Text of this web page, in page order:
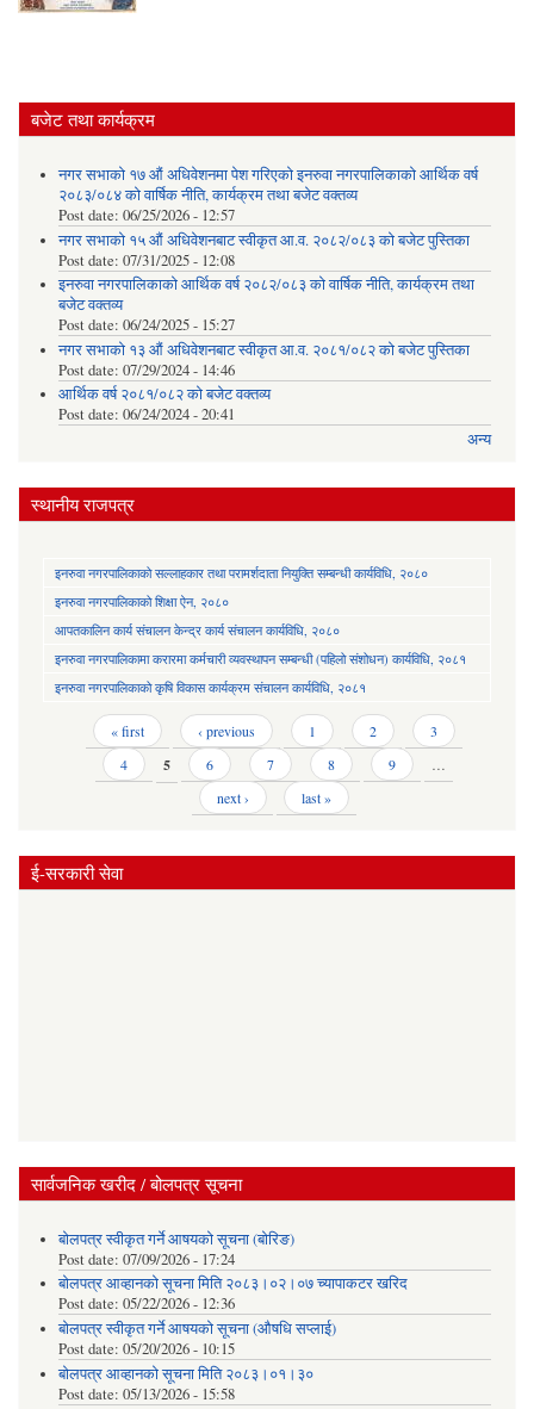
बजेट तथा कार्यक्रम
नगर सभाको १७ औं अधिवेशनमा पेश गरिएको इनरुवा नगरपालिकाको आर्थिक वर्ष
२०८३/०८४ को वार्षिक नीति, कार्यक्रम तथा बजेट वक्तव्य
Post date: 06/25/2026 - 12:57
नगर सभाको १५ औं अधिवेशनबाट स्वीकृत आ.व. २०८२/०८३ को बजेट पुस्तिका
Post date: 07/31/2025 - 12:08
इनरुवा नगरपालिकाको आर्थिक वर्ष २०८२/०८३ को वार्षिक नीति, कार्यक्रम तथा
बजेट वक्तव्य
Post date: 06/24/2025 - 15:27
नगर सभाको १३ औं अधिवेशनबाट स्वीकृत आ.व. २०८१/०८२ को बजेट पुस्तिका
Post date: 07/29/2024 - 14:46
आर्थिक वर्ष २०८१/०८२ को बजेट वक्तव्य
Post date: 06/24/2024 - 20:41
अन्य
स्थानीय राजपत्र
इनरुवा नगरपालिकाको सल्लाहकार तथा परामर्शदाता नियुक्ति सम्बन्धी कार्यविधि, २०८०
इनरुवा नगरपालिकाको शिक्षा ऐन, २०८०
आपतकालिन कार्य संचालन केन्द्र कार्य संचालन कार्यविधि, २०८०
इनरुवा नगरपालिकामा करारमा कर्मचारी व्यवस्थापन सम्बन्धी (पहिलो संशोधन) कार्यविधि, २०८१
इनरुवा नगरपालिकाको कृषि विकास कार्यक्रम संचालन कार्यविधि, २०८१
« first ‹ previous 1 2
3
4
5 6 7 8 9
…
next ›
last »
ई-सरकारी सेवा
सार्वजनिक खरीद / बोलपत्र सूचना
बोलपत्र स्वीकृत गर्ने आषयको सूचना (बोरिङ)
Post date: 07/09/2026 - 17:24
बोलपत्र आव्हानको सूचना मिति २०८३।०२।०७ च्यापाकटर खरिद
Post date: 05/22/2026 - 12:36
बोलपत्र स्वीकृत गर्ने आषयको सूचना (औषधि सप्लाई)
Post date: 05/20/2026 - 10:15
बोलपत्र आव्हानको सूचना मिति २०८३।०१।३०
Post date: 05/13/2026 - 15:58